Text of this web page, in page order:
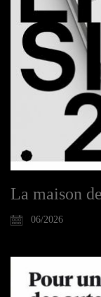
La maison
06/2026